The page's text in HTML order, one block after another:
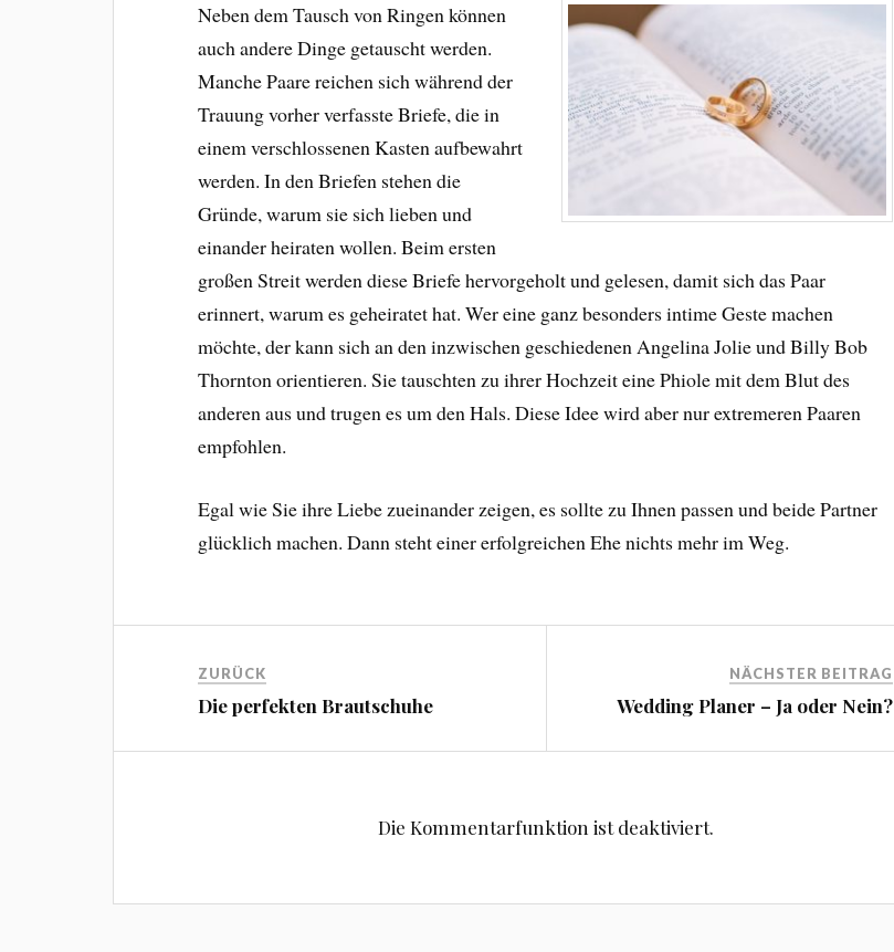
Neben dem Tausch von Ringen können
auch andere Dinge getauscht werden.
Manche Paare reichen sich während der
Trauung vorher verfasste Briefe, die in
einem verschlossenen Kasten aufbewahrt
werden. In den Briefen stehen die
Gründe, warum sie sich lieben und
einander heiraten wollen. Beim ersten
großen Streit werden diese Briefe hervorgeholt und gelesen, damit sich das Paar
erinnert, warum es geheiratet hat. Wer eine ganz besonders intime Geste machen
möchte, der kann sich an den inzwischen geschiedenen Angelina Jolie und Billy Bob
Thornton orientieren. Sie tauschten zu ihrer Hochzeit eine Phiole mit dem Blut des
anderen aus und trugen es um den Hals. Diese Idee wird aber nur extremeren Paaren
empfohlen.
Egal wie Sie ihre Liebe zueinander zeigen, es sollte zu Ihnen passen und beide Partner
glücklich machen. Dann steht einer erfolgreichen Ehe nichts mehr im Weg.
ZURÜCK
Die perfekten Brautschuhe
NÄCHSTER BEITRAG
Wedding Planer – Ja oder Nein?
Die Kommentarfunktion ist deaktiviert.